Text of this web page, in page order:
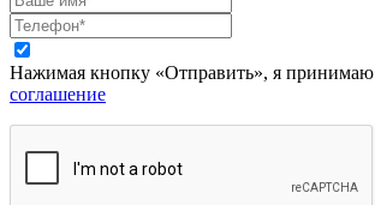
Нажимая кнопку «Отправить», я принимаю
соглашение